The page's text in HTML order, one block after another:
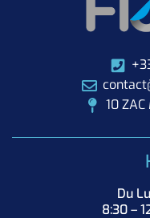
10
Du
8:30 –